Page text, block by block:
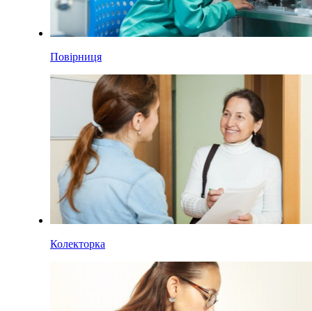
Повірниця
Колекторка